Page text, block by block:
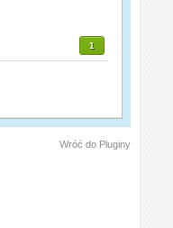
1
Wróć do Pluginy